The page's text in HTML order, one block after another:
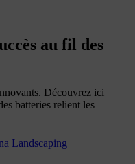
au fil des
Découvrez ici
batteries relient les
Landscaping